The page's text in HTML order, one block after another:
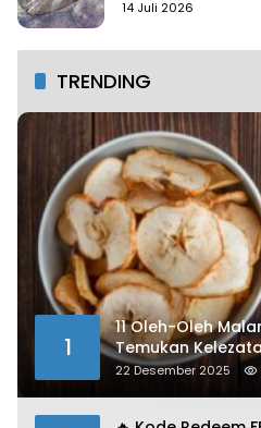
14 Juli 2026
TRENDING
1
11 Oleh-Oleh
Temukan
Dibawa
22 Desember 2025